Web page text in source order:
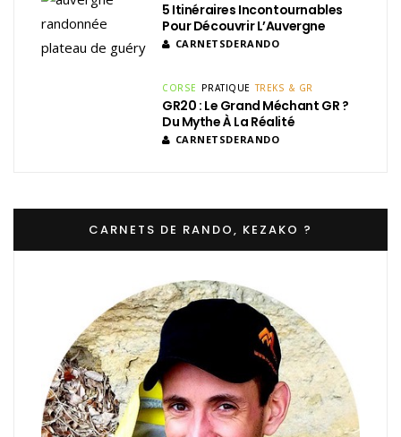
5 Itinéraires Incontournables
Pour Découvrir L’Auvergne
CARNETSDERANDO
CORSE PRATIQUE TREKS & GR
GR20 : Le Grand Méchant GR ?
Du Mythe À La Réalité
CARNETSDERANDO
CARNETS DE RANDO, KEZAKO ?